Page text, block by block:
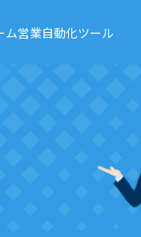
ム営業自動化ツール